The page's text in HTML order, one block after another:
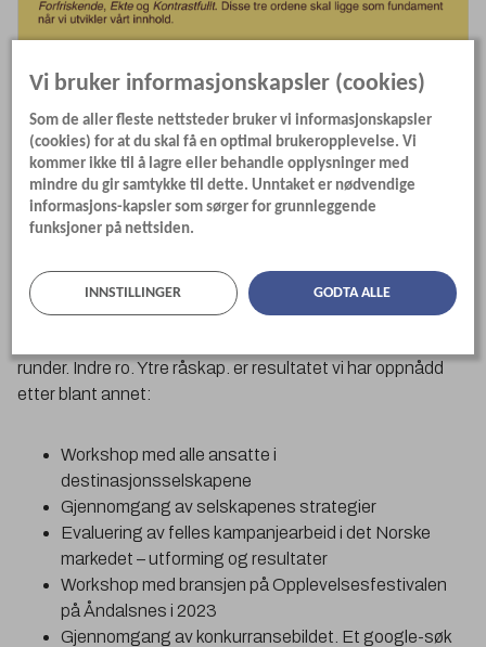
Prosessen
Prosessen med å lande et felles merkevareløfte for
runder. Indre ro. Ytre råskap. er resultatet vi har oppnådd
etter blant annet:
Workshop med alle ansatte i
destinasjonsselskapene
Gjennomgang av selskapenes strategier
Evaluering av felles kampanjearbeid i det Norske
markedet – utforming og resultater
Workshop med bransjen på Opplevelsesfestivalen
på Åndalsnes i 2023
Gjennomgang av konkurransebildet. Et google-søk
Vi bruker informasjonskapsler (cookies)
Som de aller fleste nettsteder bruker vi informasjonskapsler
(cookies) for at du skal få en optimal brukeropplevelse. Vi
kommer ikke til å lagre eller behandle opplysninger med
mindre du gir samtykke til dette. Unntaket er nødvendige
informasjons-kapsler som sørger for grunnleggende
funksjoner på nettsiden.
INNSTILLINGER GODTA ALLE